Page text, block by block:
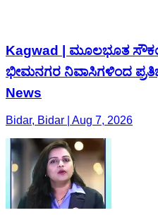
Kagwad | ಮೂಲಭೂತ
ಭೀಮನಗರ ನಿವಾಸಿಗಳಿಂದ
News
Bidar, Bidar | Aug 7, 2026